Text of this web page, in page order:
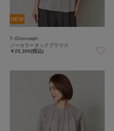
NEW
7-IDconcept.
ノーカラータックブラウス
￥25,300(税込)